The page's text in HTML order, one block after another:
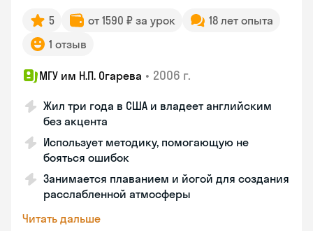
5 от 1590 ₽ за урок
18 лет опыта
1 отзыв
МГУ им Н.П. Огарева • 2006 г.
Жил три года в США и владеет английским
без акцента
Использует методику, помогающую не
бояться ошибок
Занимается плаванием и йогой для создания
расслабленной атмосферы
Читать дальше